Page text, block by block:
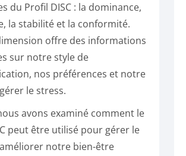
du Profil DISC : la dominance,
la stabilité et la conformité.
offre des informations
sur notre style de
nos préférences et notre
le stress.
avons examiné comment le
peut être utilisé pour gérer le
notre bien-être